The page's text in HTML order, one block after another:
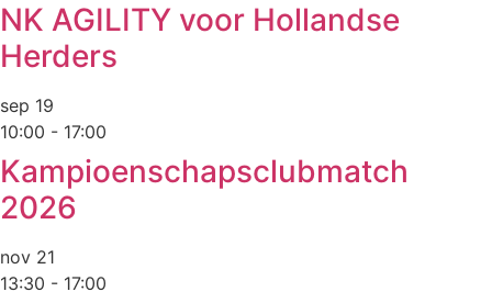
NK AGILITY voor Hollandse
Herders
sep 19
10:00 - 17:00
Kampioenschapsclubmatch
2026
nov 21
13:30 - 17:00